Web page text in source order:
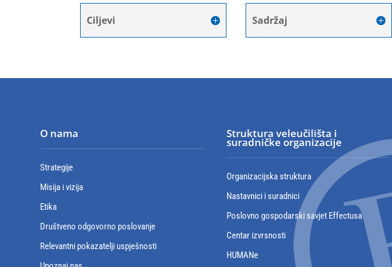
Ciljevi Sadržaj
O nama
Strategije
Misija i vizija
Etika
Društveno odgovorno poslovanje
Relevantni pokazatelji uspješnosti
Struktura veleučilišta i
suradničke organizacije
Organizacijska struktura
Nastavnici i suradnici
Poslovno gospodarski savjet Effectusa
Centar izvrsnosti
HUMANe